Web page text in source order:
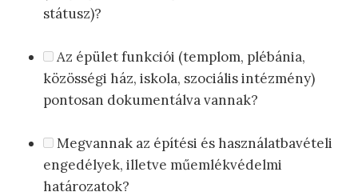
státusz)?
Az épület funkciói (templom, plébánia,
közösségi ház, iskola, szociális intézmény)
pontosan dokumentálva vannak?
Megvannak az építési és használatbavételi
engedélyek, illetve műemlékvédelmi
határozatok?